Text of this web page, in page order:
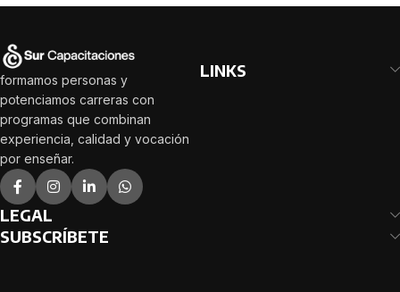
formamos personas y
potenciamos carreras con
programas que combinan
experiencia, calidad y vocación
por enseñar.
LINKS
LEGAL
SUBSCRÍBETE